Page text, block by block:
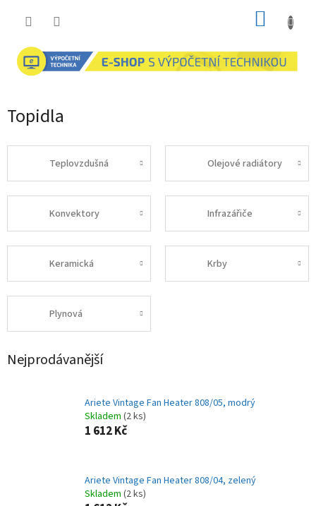
Topidla
Teplovzdušná Olejové radiátory
Konvektory Infrazářiče
Keramická Krby
Plynová
Nejprodávanější
Ariete Vintage Fan Heater 808/05, modrý
Skladem (2 ks)
1 612 Kč
Ariete Vintage Fan Heater 808/04, zelený
Skladem (2 ks)